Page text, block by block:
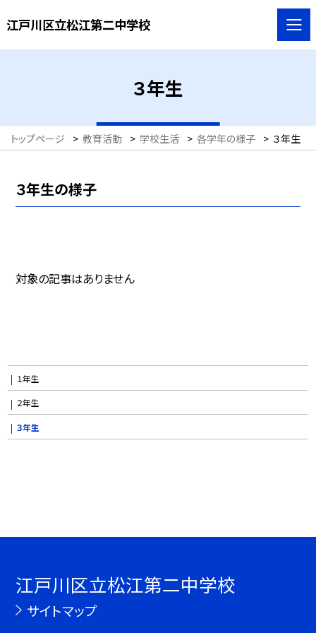
江戸川区立松江第二中学校
３年生
トップページ > 教育活動 > 学校生活 > 各学年の様子 > ３年生
３年生の様子
対象の記事はありません
１年生
２年生
３年生
江戸川区立松江第二中学校
サイトマップ